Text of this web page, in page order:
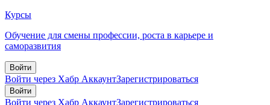
Курсы
Обучение для смены профессии, роста в карьере и
саморазвития
Войти
Войти через Хабр АккаунтЗарегистрироваться
Войти
Войти через Хабр АккаунтЗарегистрироваться